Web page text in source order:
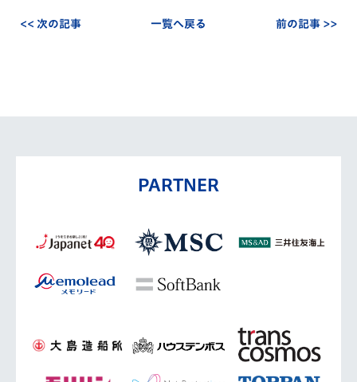
<< 次の記事 一覧へ戻る 前の記事 >>
PARTNER